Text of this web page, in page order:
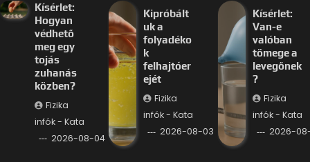
Kísérlet:
Hogyan
védhető
meg egy
tojás
zuhanás
közben?
Fizika
infók - Kata
2026-08-04
Kipróbált
uk a
folyadéko
k
felhajtóer
ejét
Fizika
infók - Kata
2026-08-03
Kísérlet:
Van-e
valóban
tömege a
levegőnek
?
Fizika
infók - Kata
2026-